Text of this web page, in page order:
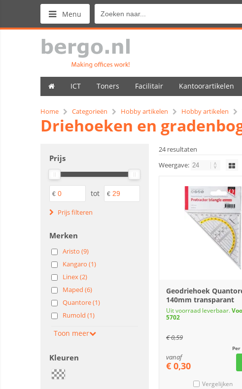
Menu
ICT Toners Facilitair Kantoorartikelen
Home Categorieën Hobby artikelen Hobby artikelen
Driehoeken en
Prijs
€ tot €
Prijs filteren
Merken
Aristo (9)
Kangaro (1)
Linex (2)
Maped (6)
Quantore (1)
Rumold (1)
Toon meer
Kleuren
24 resultaten
Weergave:
Geodriehoek
140mm transparant
Uit voorraad leverbaar.
5702
€0,59
Per
vanaf
€ 0,30
Vergelijken